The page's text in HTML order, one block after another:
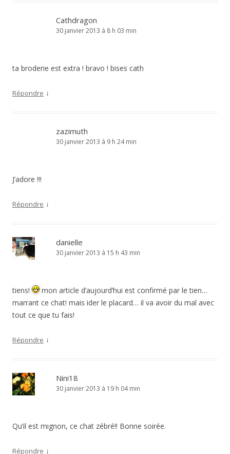
Cathdragon
30 janvier 2013 à 8 h 03 min
ta broderie est extra ! bravo ! bises cath
Répondre ↓
zazimuth
30 janvier 2013 à 9 h 24 min
J’adore !!!
Répondre ↓
danielle
30 janvier 2013 à 15 h 43 min
tiens!
mon article d’aujourd’hui est confirmé par le tien…
marrant ce chat! mais ider le placard… il va avoir du mal avec
tout ce que tu fais!
Répondre ↓
Nini18
30 janvier 2013 à 19 h 04 min
Qu’il est mignon, ce chat zébré!! Bonne soirée.
Répondre ↓